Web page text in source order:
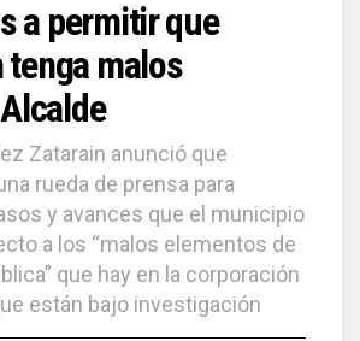
a permitir que
tenga malos
Zatarain anunció que
rueda de prensa para
y avances que el municipio
a los “malos elementos de
que hay en la corporación
están bajo investigación